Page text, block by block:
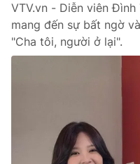
VTV.vn - Diễn viên
mang đến sự bất ngờ
"Cha tôi, người ở lại".